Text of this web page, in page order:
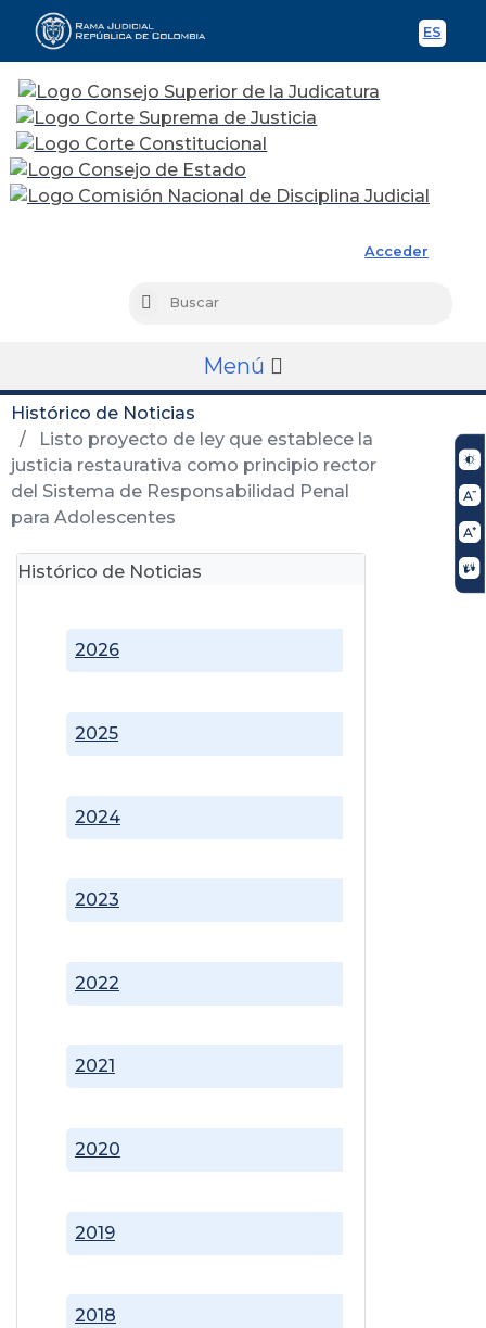
ES
Acceder
Buscar
Menú
Histórico de Noticias
Listo proyecto de ley que establece la
justicia restaurativa como principio rector
del Sistema de Responsabilidad Penal
para Adolescentes
Histórico de Noticias
2018
2019
2020
2021
2022
2023
2024
2025
2026